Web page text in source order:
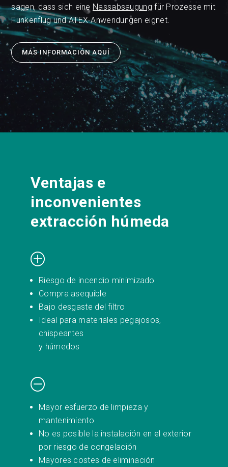
sagen, dass sich eine Nassabsaugung für Prozesse mit
Funkenflug und ATEX-Anwendungen eignet.
MÁS INFORMACIÓN AQUÍ
Ventajas e
inconvenientes
extracción húmeda
P
Riesgo de incendio minimizado
Compra asequible
Bajo desgaste del filtro
Ideal para materiales pegajosos,
chispeantes
y húmedos
O
Mayor esfuerzo de limpieza y
mantenimiento
No es posible la instalación en el exterior
por riesgo de congelación
Mayores costes de eliminación